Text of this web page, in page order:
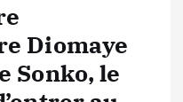
Diomaye
Sonko, le